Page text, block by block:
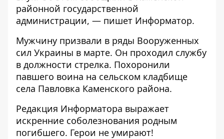
районной государственной
администрации, — пишет Информатор.
Мужчину призвали в ряды Вооруженных
сил Украины в марте. Он проходил службу
в должности стрелка. Похоронили
павшего воина на сельском кладбище
села Павловка Каменского района.
Редакция Информатора выражает
искренние соболезнования родным
погибшего. Герои не умирают!